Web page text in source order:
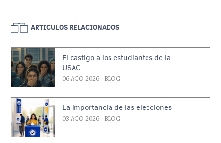
ARTICULOS RELACIONADOS
El castigo a los estudiantes de la
USAC
06 AGO 2026 - BLOG
La importancia de las elecciones
03 AGO 2026 - BLOG